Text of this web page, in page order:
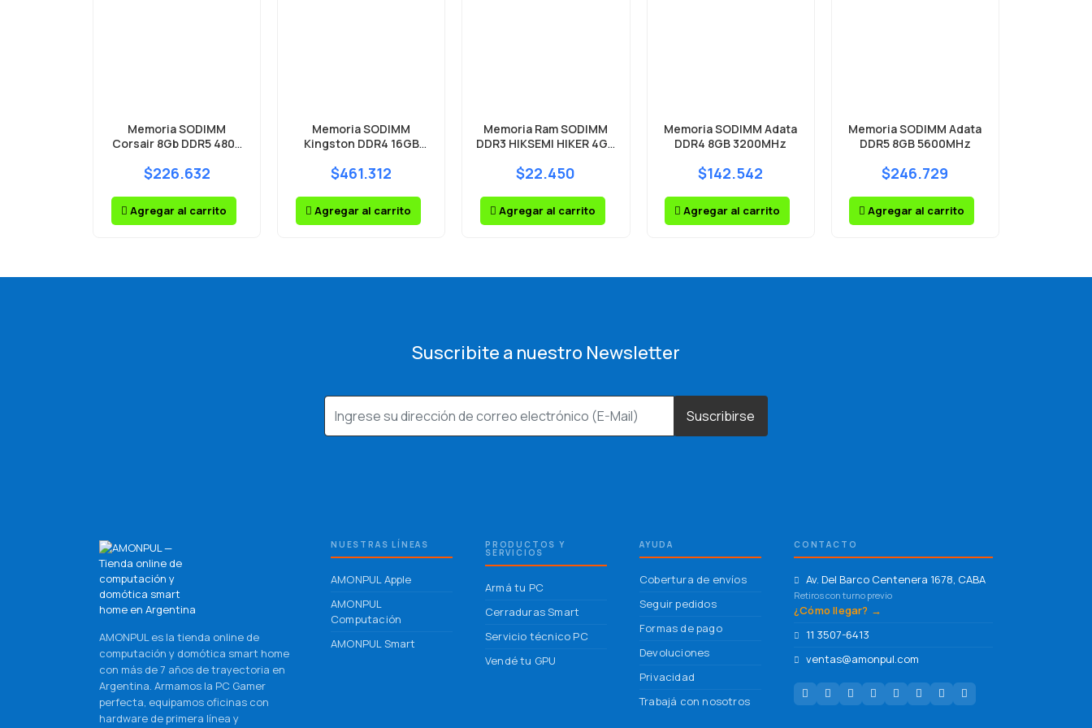
Memoria SODIMM
Corsair 8Gb DDR5 4800
$226.632
Agregar al carrito
Memoria SODIMM
Kingston DDR4 16GB
$461.312
Agregar al carrito
Memoria Ram SODIMM
DDR3 HIKSEMI HIKER 4GB
$22.450
Agregar al carrito
Memoria SODIMM Adata
DDR4 8GB 3200MHz
$142.542
Agregar al carrito
Memoria SODIMM Adata
DDR5 8GB 5600MHz
$246.729
Agregar al carrito
Suscribite a nuestro Newsletter
Suscribirse
AMONPUL es la tienda online de
computación y domótica smart home
con más de 7 años de trayectoria en
Argentina. Armamos la PC Gamer
perfecta, equipamos oficinas con
hardware de primera línea y
NUESTRAS LÍNEAS
AMONPUL Apple
AMONPUL
Computación
AMONPUL Smart
PRODUCTOS Y
SERVICIOS
Armá tu PC
Cerraduras Smart
Servicio técnico PC
Vendé tu GPU
AYUDA
Cobertura de envíos
Seguir pedidos
Formas de pago
Devoluciones
Privacidad
Trabajá con nosotros
CONTACTO
Av. Del Barco Centenera 1678, CABA
Retiros con turno previo
¿Cómo llegar? →
11 3507-6413
ventas@amonpul.com